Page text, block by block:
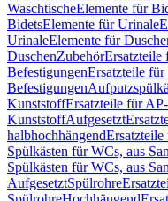
WaschtischeElemente für
BidetsElemente für Urinale
UrinaleElemente für
DuschenZubehörErsatzteile
BefestigungenErsatzteile für
Befestigungen
KunststoffErsatzteile für
KunststoffAufgesetzt
halbhochhängend
Spülkästen für WCs, aus
Spülkästen für WCs, aus
AufgesetztSpülrohre